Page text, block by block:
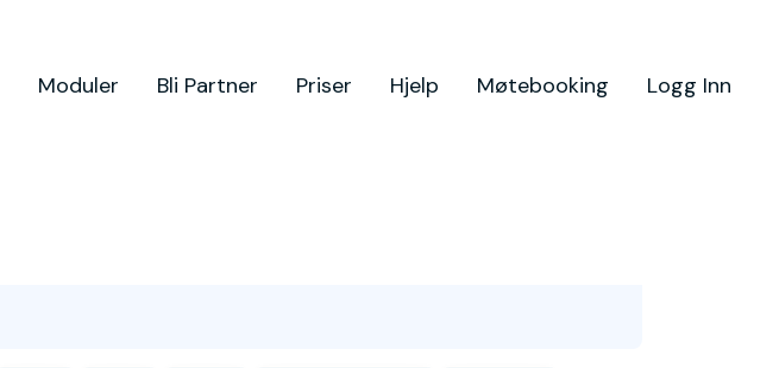
Moduler Bli Partner Priser Hjelp Møtebooking Logg Inn